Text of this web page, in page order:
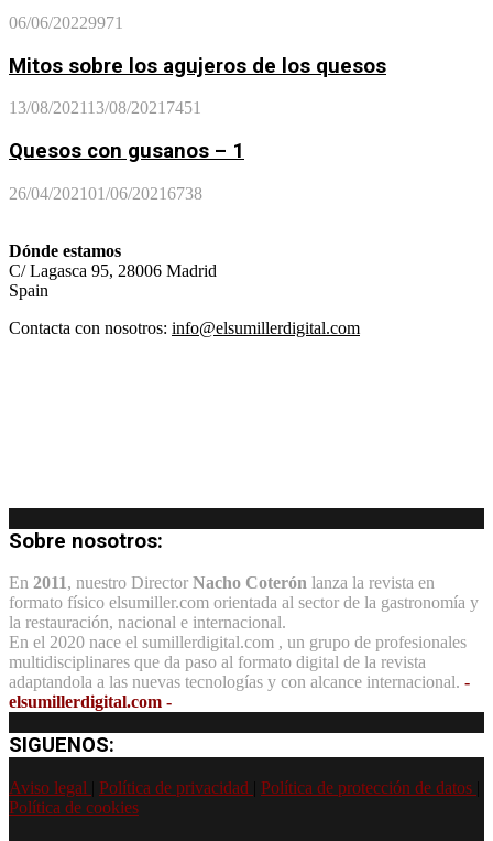
06/06/20229971
Mitos sobre los agujeros de los quesos
13/08/202113/08/20217451
Quesos con gusanos – 1
26/04/202101/06/20216738
Dónde estamos
C/ Lagasca 95, 28006 Madrid
Spain
Contacta con nosotros: info@elsumillerdigital.com
Sobre nosotros:
En 2011, nuestro Director Nacho Coterón lanza la revista en
formato físico elsumiller.com orientada al sector de la gastronomía y
la restauración, nacional e internacional.
En el 2020 nace el sumillerdigital.com , un grupo de profesionales
multidisciplinares que da paso al formato digital de la revista
adaptandola a las nuevas tecnologías y con alcance internacional. -
elsumillerdigital.com -
SIGUENOS:
Aviso legal Política de privacidad Política de protección de datos
Política de cookies